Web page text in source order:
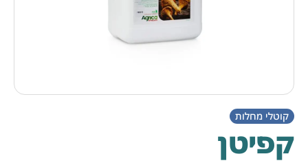
קוטלי עשבים
קוטלי חרקים
דישון עלוותי וביוסטימולנטים
זרעים
קוטלי מחלות
קפיטן